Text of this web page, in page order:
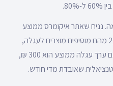
נניח שאתר איקומרס ממוצע
מקבל 10,000 מבקרים בחודש, 2,000 מהם מוסיפים מוצרים לעגלה,
אבל 70% (1,400 לקוחות) נוטשים. אם ערך עגלה ממוצע הוא 300 ₪,